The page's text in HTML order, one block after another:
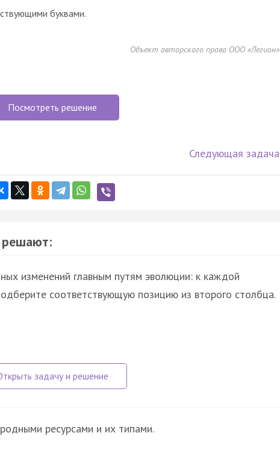
буквами.
Объект авторского права ООО «Легион»
Посмотреть решение
Следующая задача
решают:
изменений главным путям эволюции: к каждой
соответствующую позицию из второго столбца.
ресурсами и их типами.